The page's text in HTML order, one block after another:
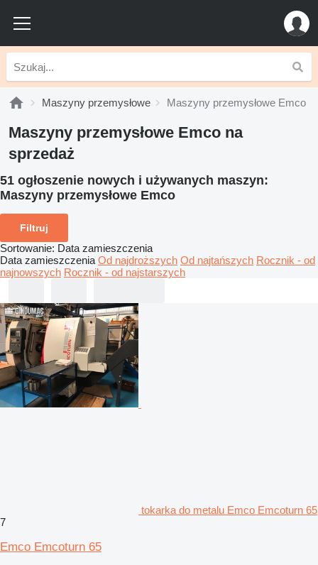
Maszyny przemysłowe Maszyny przemysłowe Emco
Maszyny przemysłowe Emco na
sprzedaż
51 ogłoszenie nowych i używanych maszyn:
Maszyny przemysłowe Emco
Filtruj
Sortowanie: Data zamieszczenia
Data zamieszczenia Od najdroższych Od najtańszych Rocznik - od
najnowszych Rocznik - od najstarszych
tokarka do metalu Emco Emcoturn 65
7
Emco Emcoturn 65